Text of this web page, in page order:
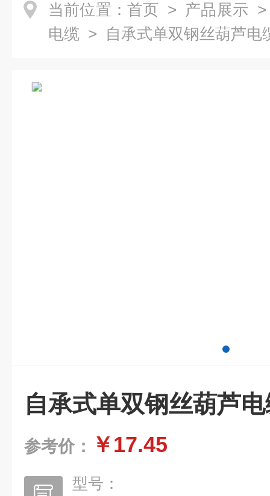
当前位置： 首页 > 产品展示
电缆 > 自承式单双钢丝葫芦电
自承式单双钢丝葫芦
参考价： ￥17.45
型号：